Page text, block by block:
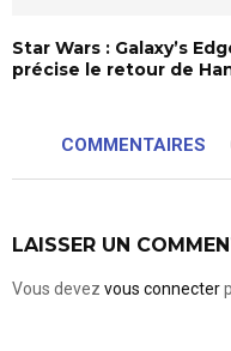
Star Wars : Galaxy’s
précise le retour de
COMMENTAIRES
LAISSER UN
Vous devez vous connecter